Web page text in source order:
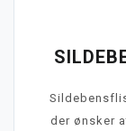
der ønsker